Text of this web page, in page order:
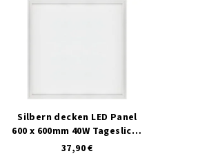
Silbern decken LED Panel
600 x 600mm 40W Tageslicht
6000lm
37,90 €